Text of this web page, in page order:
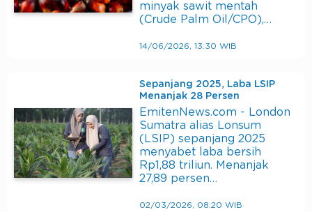
minyak sawit mentah
(Crude Palm Oil/CPO),…
14/06/2026, 13:30 WIB
Sepanjang 2025, Laba LSIP
Menanjak 28 Persen
EmitenNews.com - London
Sumatra alias Lonsum
(LSIP) sepanjang 2025
menyabet laba bersih
Rp1,88 triliun. Menanjak
27,89 persen…
02/03/2026, 08:20 WIB